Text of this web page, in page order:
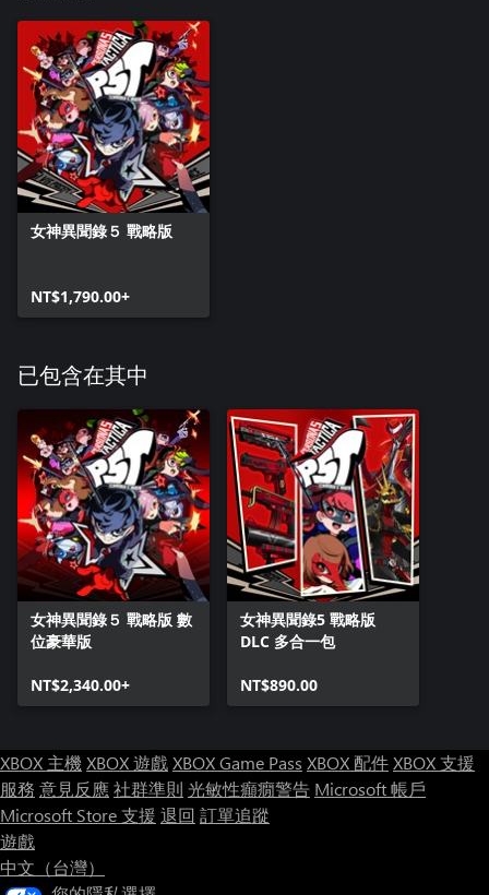
女神異聞錄５ 戰略版
NT$1,790.00+
已包含在其中
女神異聞錄５ 戰略版 數
位豪華版
NT$2,340.00+
女神異聞錄5 戰略版
DLC 多合一包
NT$890.00
XBOX 主機XBOX 遊戲XBOX Game Pass XBOX 配件XBOX 支援
服務 意見反應社群準則 光敏性癲癇警告 Microsoft 帳戶
Microsoft Store 支援 退回 訂單追蹤
遊戲
中文（台灣）